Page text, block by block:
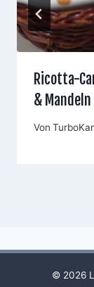
Ricotta-
& Mandeln
Von
© 2026